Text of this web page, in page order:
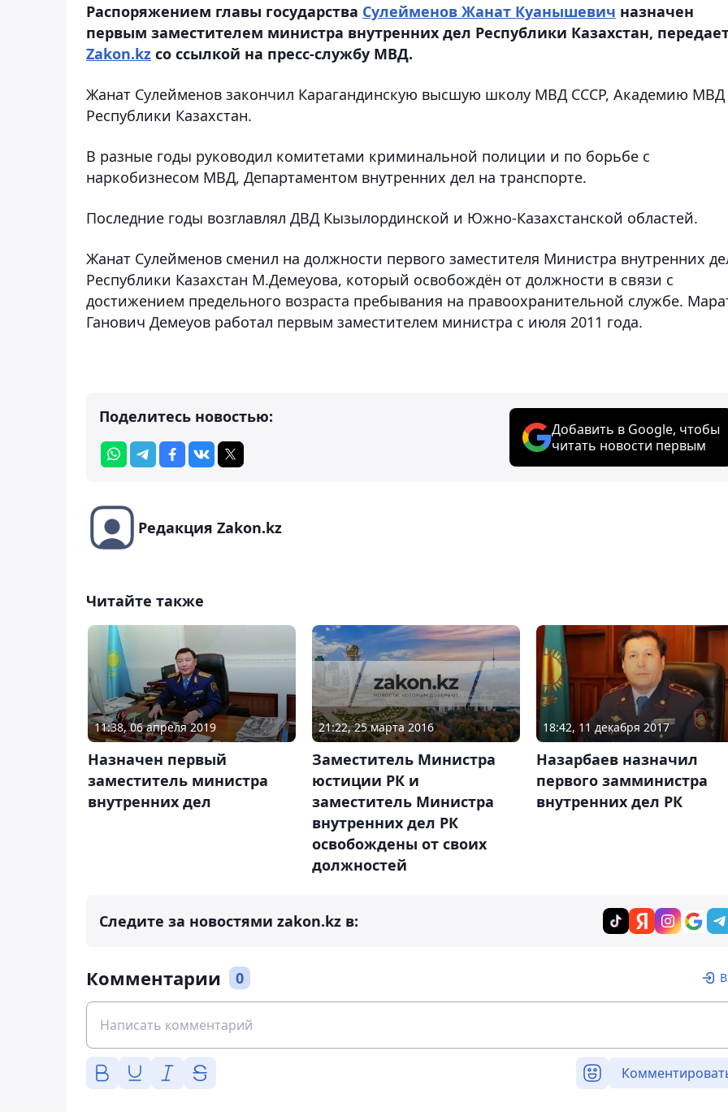
Распоряжением главы государства Сулейменов Жанат Куанышевич назначен
первым заместителем министра внутренних дел Республики Казахстан,
Zakon.kz со ссылкой на пресс-службу МВД.
Жанат Сулейменов закончил Карагандинскую высшую школу МВД СССР, Академию МВД
Республики Казахстан.
В разные годы руководил комитетами криминальной полиции и по борьбе с
наркобизнесом МВД, Департаментом внутренних дел на транспорте.
Последние годы возглавлял ДВД Кызылординской и Южно-Казахстанской областей.
Жанат Сулейменов сменил на должности первого заместителя Министра внутренних
Республики Казахстан М.Демеуова, который освобождён от должности в связи с
достижением предельного возраста пребывания на правоохранительной службе.
Ганович Демеуов работал первым заместителем министра с июля 2011 года.
Поделитесь новостью:
Добавить в Google, чтобы
читать новости первым
Редакция Zakon.kz
Читайте также
11:38, 06 апреля 2019
Назначен первый
заместитель министра
внутренних дел
21:22, 25 марта 2016
Заместитель Министра
юстиции РК и
заместитель Министра
внутренних дел РК
освобождены от своих
должностей
18:42, 11 декабря 2017
Назарбаев назначил
первого замминистра
внутренних дел РК
Следите за новостями zakon.kz в:
Комментарии 0